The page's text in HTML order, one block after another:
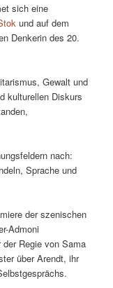
sich eine
und auf dem
Denkerin des 20.
Gewalt und
kulturellen Diskurs
nach:
Sprache und
der szenischen
Admoni
Regie von Sama
über Arendt, ihr